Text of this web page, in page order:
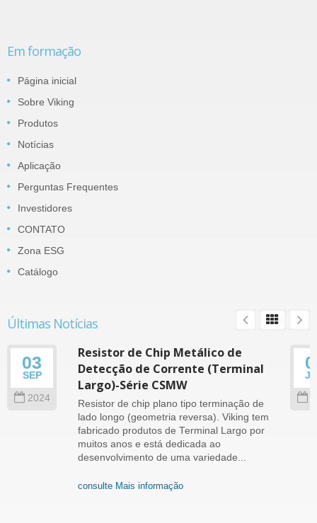
Em formação
Página inicial
Sobre Viking
Produtos
Notícias
Aplicação
Perguntas Frequentes
Investidores
CONTATO
Zona ESG
Catálogo
Últimas Notícias
03
SEP
2024
Resistor de Chip Metálico de
Detecção de Corrente (Terminal
Largo)-Série CSMW
Resistor de chip plano tipo terminação de
lado longo (geometria reversa). Viking tem
fabricado produtos de Terminal Largo por
muitos anos e está dedicada ao
desenvolvimento de uma variedade...
consulte Mais informação